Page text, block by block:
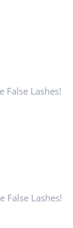
False Lashes!
False Lashes!